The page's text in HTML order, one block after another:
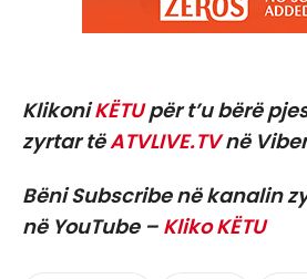
KlikoniKËTUpër t’u bërë
zyrtar tëATVLIVE.TVnë
Bëni Subscribe në kanalin
në YouTube – Kliko KËTU